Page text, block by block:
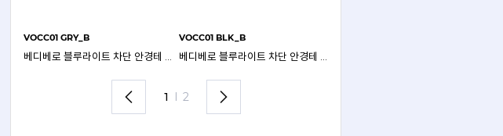
VOCC01 GRY_B VOCC01 BLK_B
1 I 2